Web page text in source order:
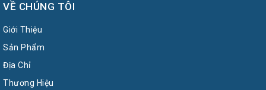
VỀ CHÚNG TÔI
Giới Thiệu
Sản Phẩm
Địa Chỉ
Thương Hiệu